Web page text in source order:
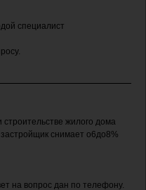
специалист
жилого дома
снимает о6до8%
на вопрос дан по телефону.